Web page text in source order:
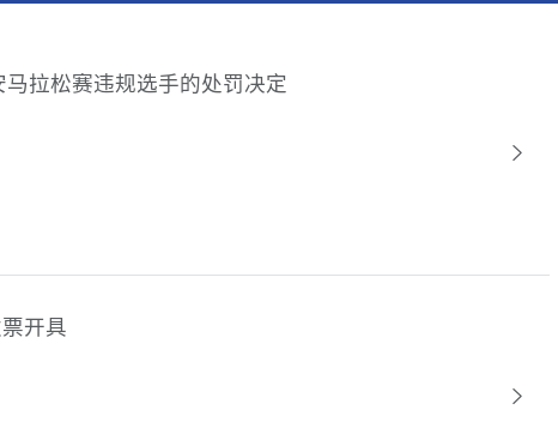
拉松赛违规选手的处罚决定
开具